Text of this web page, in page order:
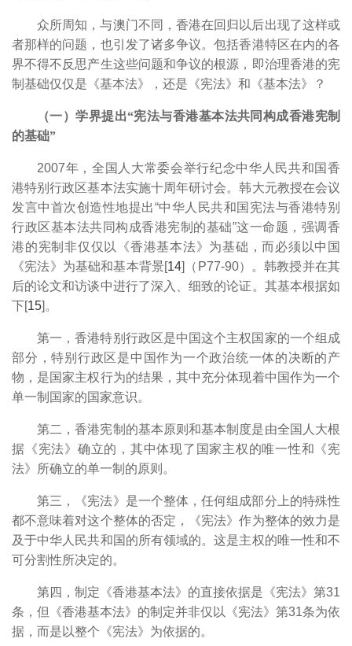
众所周知，与澳门不同，香港在回归以后出现了这样或
者那样的问题，也引发了诸多争议。包括香港特区在内的各
界不得不反思产生这些问题和争议的根源，即治理香港的宪
制基础仅仅是《基本法》，还是《宪法》和《基本法》？
（一）学界提出“宪法与香港基本法共同构成香港宪制
的基础”
2007年，全国人大常委会举行纪念中华人民共和国香
港特别行政区基本法实施十周年研讨会。韩大元教授在会议
发言中首次创造性地提出“中华人民共和国宪法与香港特别
行政区基本法共同构成香港宪制的基础”这一命题，强调香
港的宪制非仅仅以《香港基本法》为基础，而必须以中国
《宪法》为基础和基本背景[14]（P77-90）。韩教授并在其
后的论文和访谈中进行了深入、细致的论证。其基本根据如
下[15]。
第一，香港特别行政区是中国这个主权国家的一个组成
部分，特别行政区是中国作为一个政治统一体的决断的产
物，是国家主权行为的结果，其中充分体现着中国作为一个
单一制国家的国家意识。
第二，香港宪制的基本原则和基本制度是由全国人大根
据《宪法》确立的，其中体现了国家主权的唯一性和《宪
法》所确立的单一制的原则。
第三，《宪法》是一个整体，任何组成部分上的特殊性
都不意味着对这个整体的否定，《宪法》作为整体的效力是
及于中华人民共和国的所有领域的。这是主权的唯一性和不
可分割性所决定的。
第四，制定《香港基本法》的直接依据是《宪法》第31
条，但《香港基本法》的制定并非仅以《宪法》第31条为依
据，而是以整个《宪法》为依据的。